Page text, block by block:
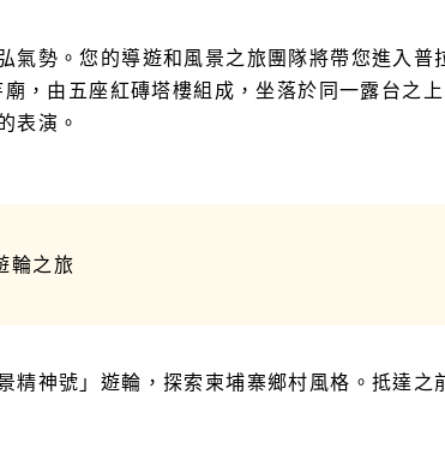
勢。您的導遊和風景之旅團隊將帶您進入普
，由五座紅磚塔樓組成，坐落於同一露台之
表演。
輪之旅
神號」遊輪，探索柬埔寨鄉村風格。抵達之